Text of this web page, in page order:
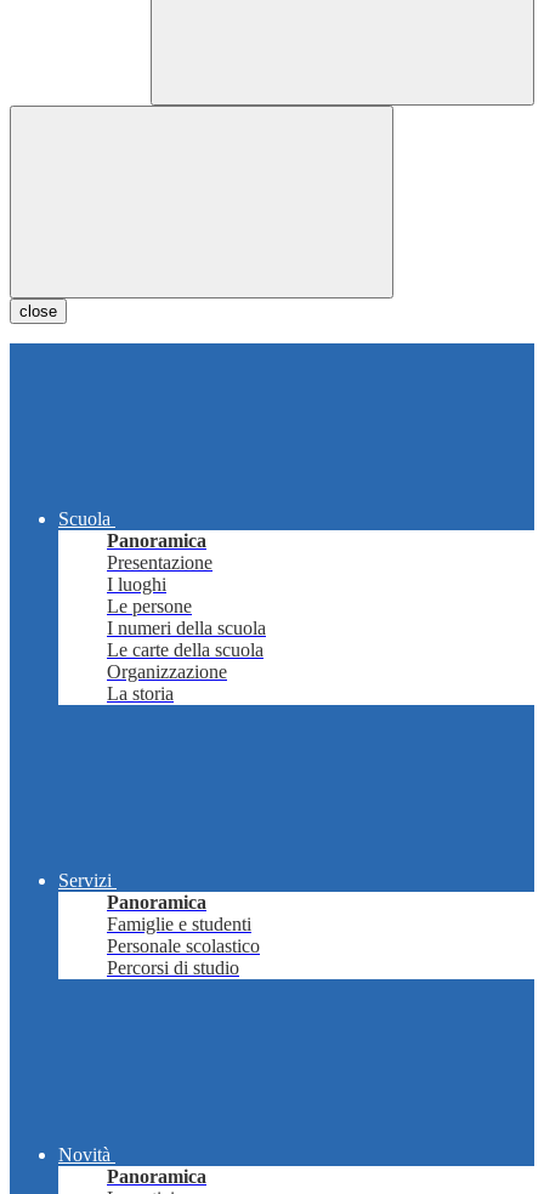
close
Scuola
Panoramica
Presentazione
I luoghi
Le persone
I numeri della scuola
Le carte della scuola
Organizzazione
La storia
Servizi
Panoramica
Famiglie e studenti
Personale scolastico
Percorsi di studio
Novità
Panoramica